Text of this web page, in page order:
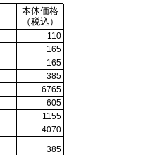
本体価格
（税込）
110
165
165
385
6765
605
1155
4070
385